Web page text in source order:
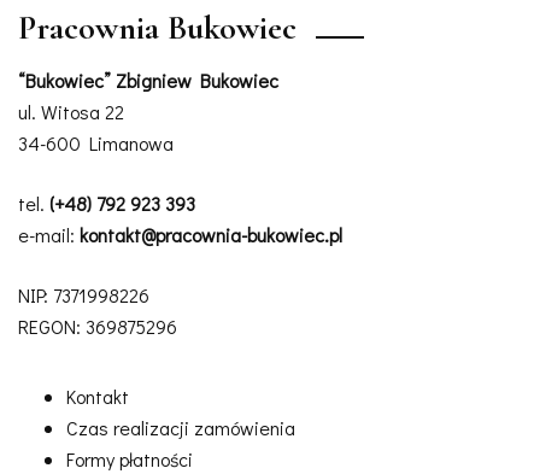
Pracownia Bukowiec
“Bukowiec” Zbigniew Bukowiec
ul. Witosa 22
34-600 Limanowa
tel. (+48) 792 923 393
e-mail: kontakt@pracownia-bukowiec.pl
NIP: 7371998226
REGON: 369875296
Kontakt
Czas realizacji zamówienia
Formy płatności